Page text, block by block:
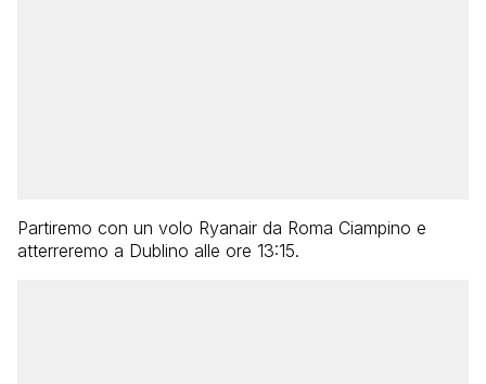
Partiremo con un volo Ryanair da Roma Ciampino e
atterreremo a Dublino alle ore 13:15.